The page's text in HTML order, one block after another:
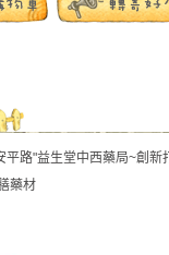
路"益生堂中西藥局~創新
藥材